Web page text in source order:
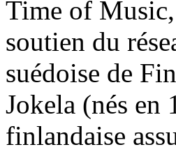
Time of
soutien du
suédoise de
Jokela (nés en
finlandaise